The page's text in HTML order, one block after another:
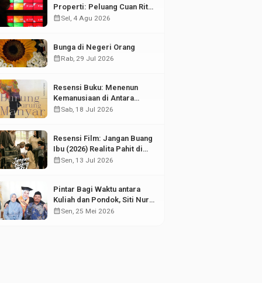
Properti: Peluang Cuan Ritel
di Tengah Fluktuasi Pasar
calendar_monthSel, 4 Agu 2026
Bunga di Negeri Orang
calendar_monthRab, 29 Jul 2026
Resensi Buku: Menenun
Kemanusiaan di Antara
Puing Sejarah
calendar_monthSab, 18 Jul 2026
Resensi Film: Jangan Buang
Ibu (2026) Realita Pahit di
Balik Kesuksesan Anak
calendar_monthSen, 13 Jul 2026
Pintar Bagi Waktu antara
Kuliah dan Pondok, Siti Nur
Aisyah Sabet Gelar
calendar_monthSen, 25 Mei 2026